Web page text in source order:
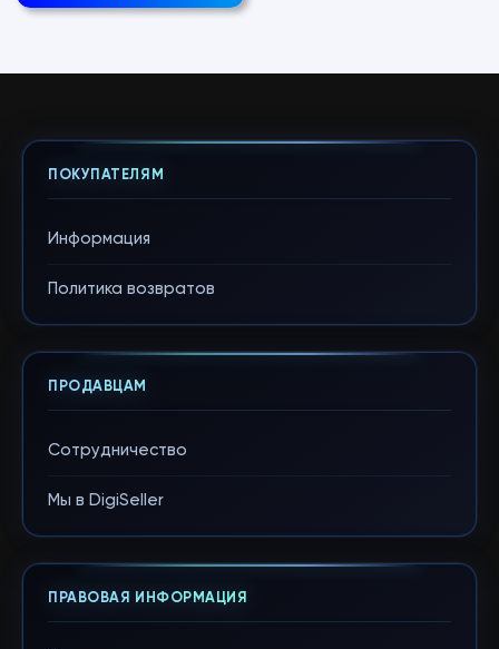
ПОКУПАТЕЛЯМ
Информация
Политика возвратов
ПРОДАВЦАМ
Сотрудничество
Мы в DigiSeller
ПРАВОВАЯ ИНФОРМАЦИЯ